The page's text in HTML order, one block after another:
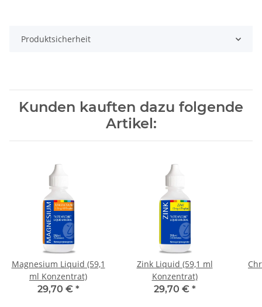
Produktsicherheit
Kunden kauften dazu folgende
Artikel:
Magnesium Liquid (59,1
ml Konzentrat)
29,70 € *
Zink Liquid (59,1 ml
Konzentrat)
29,70 € *